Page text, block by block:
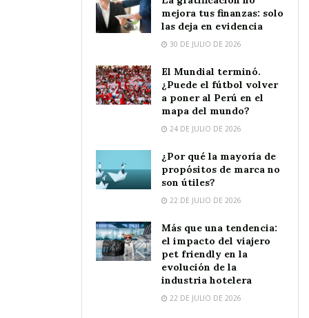
mejora tus finanzas: solo
las deja en evidencia
30 DE JULIO DE 2026
El Mundial terminó.
¿Puede el fútbol volver
a poner al Perú en el
mapa del mundo?
24 DE JULIO DE 2026
¿Por qué la mayoría de
propósitos de marca no
son útiles?
22 DE JULIO DE 2026
Más que una tendencia:
el impacto del viajero
pet friendly en la
evolución de la
industria hotelera
22 DE JULIO DE 2026